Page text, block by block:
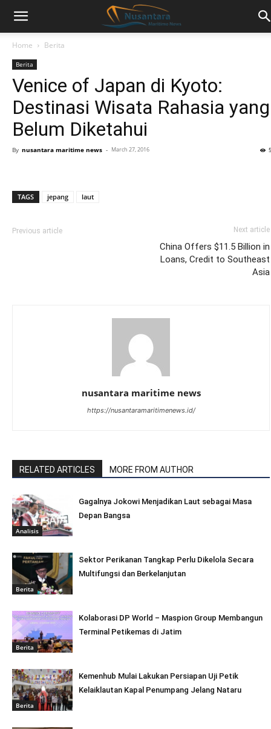
Home Berita
Berita
Venice of Japan di Kyoto:
Destinasi Wisata Rahasia yang
Belum Diketahui
By nusantara maritime news - March 27, 2016
TAGS jepang laut
Previous article Next article
China Offers $11.5 Billion in
Loans, Credit to Southeast
Asia
nusantara maritime news
https://nusantaramaritimenews.id/
RELATED ARTICLES MORE FROM AUTHOR
Analisis
Gagalnya Jokowi Menjadikan Laut sebagai Masa
Depan Bangsa
Berita
Sektor Perikanan Tangkap Perlu Dikelola Secara
Multifungsi dan Berkelanjutan
Berita
Kolaborasi DP World – Maspion Group Membangun
Terminal Petikemas di Jatim
Berita
Kemenhub Mulai Lakukan Persiapan Uji Petik
Kelaiklautan Kapal Penumpang Jelang Nataru